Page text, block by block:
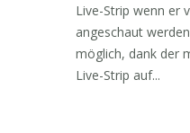
Live-Strip wenn er
angeschaut
möglich, dank der
Live-Strip auf...